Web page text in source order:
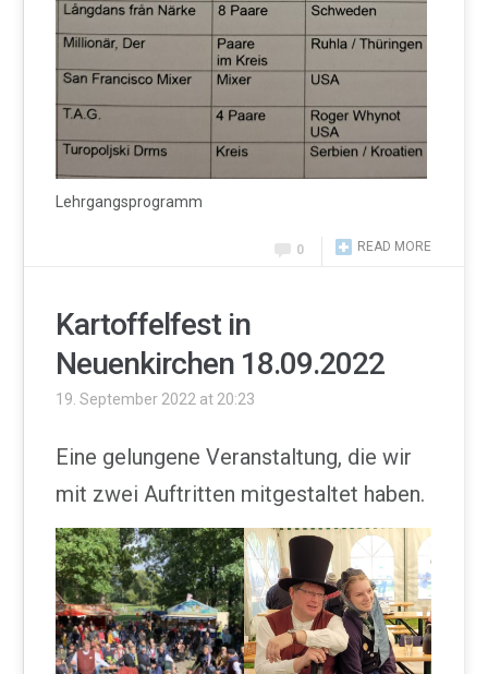
Lehrgangsprogramm
READ MORE
0
Kartoffelfest in
Neuenkirchen 18.09.2022
19. September 2022 at 20:23
Eine gelungene Veranstaltung, die wir
mit zwei Auftritten mitgestaltet haben.